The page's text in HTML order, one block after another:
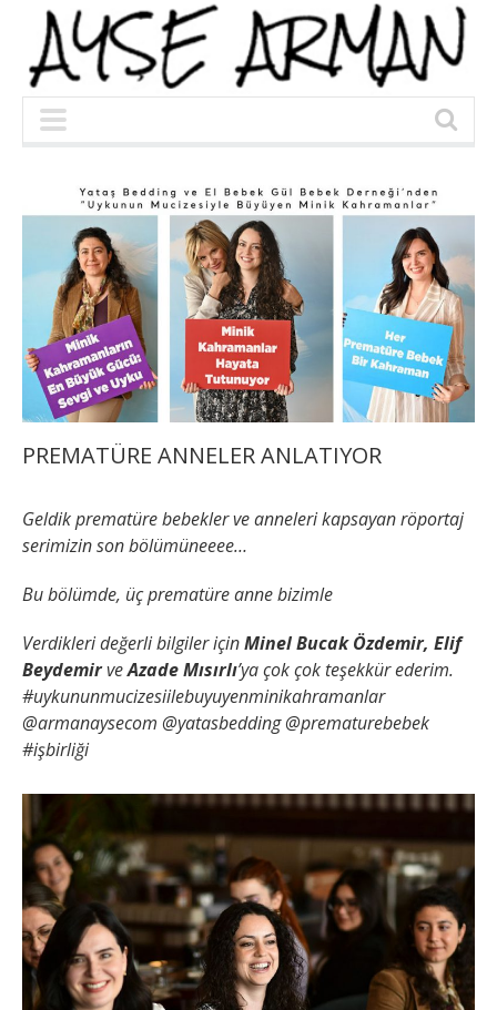
PREMATÜRE ANNELER ANLATIYOR
Geldik prematüre bebekler ve anneleri kapsayan röportaj
serimizin son bölümüneeee…
Bu bölümde, üç prematüre anne bizimle
Verdikleri değerli bilgiler içinMinel Bucak Özdemir, Elif
BeydemirveAzade Mısırlı’ya çok çok teşekkür ederim.
#uykununmucizesiilebuyuyenminikahramanlar
@armanaysecom @yatasbedding @prematurebebek
#işbirliği